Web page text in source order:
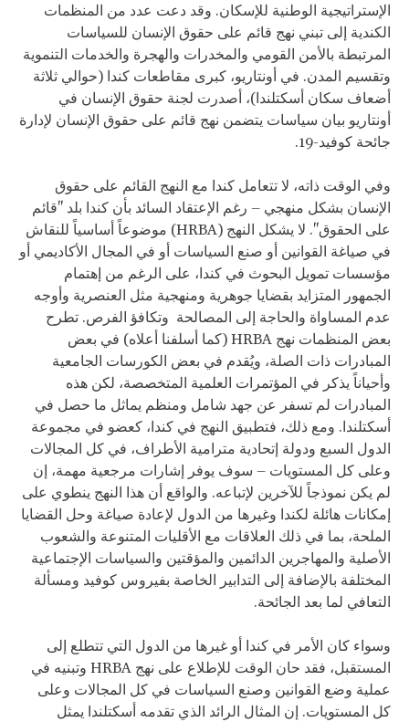
الإستراتيجية الوطنية للإسكان. وقد دعت عدد من المنظمات
الكندية إلى تبني نهج قائم على حقوق الإنسان للسياسات
المرتبطة بالأمن القومي والمخدرات والهجرة والخدمات التنموية
وتقسيم المدن. في أونتاريو، كبرى مقاطعات كندا (حوالي ثلاثة
أضعاف سكان أسكتلندا)، أصدرت لجنة حقوق الإنسان في
أونتاريو بيان سياسات يتضمن نهج قائم على حقوق الإنسان لإدارة
جائحة كوفيد-19.
وفي الوقت ذاته، لا تتعامل كندا مع النهج القائم على حقوق
الإنسان بشكل منهجي – رغم الإعتقاد السائد بأن كندا بلد "قائم
على الحقوق". لا يشكل النهج (HRBA) موضوعاً أساسياً للنقاش
في صياغة القوانين أو صنع السياسات أو في المجال الأكاديمي أو
مؤسسات تمويل البحوث في كندا، على الرغم من إهتمام
الجمهور المتزايد بقضايا جوهرية ومنهجية مثل العنصرية وأوجه
عدم المساواة والحاجة إلى المصالحة وتكافؤ الفرص. تطرح
بعض المنظمات نهج HRBA (كما أسلفنا أعلاه) في بعض
المبادرات ذات الصلة، ويُقدم في بعض الكورسات الجامعية
وأحياناً يذكر في المؤتمرات العلمية المتخصصة، لكن هذه
المبادرات لم تسفر عن جهد شامل ومنظم يماثل ما حصل في
أسكتلندا. ومع ذلك، فتطبيق النهج في كندا، كعضو في مجموعة
الدول السبع ودولة إتحادية مترامية الأطراف، في كل المجالات
وعلى كل المستويات – سوف يوفر إشارات مرجعية مهمة، إن
لم يكن نموذجاً للآخرين لإتباعه. والواقع أن هذا النهج ينطوي على
إمكانات هائلة لكندا وغيرها من الدول لإعادة صياغة وحل القضايا
الملحة، بما في ذلك العلاقات مع الأقليات المتنوعة والشعوب
الأصلية والمهاجرين الدائمين والمؤقتين والسياسات الإجتماعية
المختلفة بالإضافة إلى التدابير الخاصة بفيروس كوفيد ومسألة
التعافي لما بعد الجائحة.
وسواء كان الأمر في كندا أو غيرها من الدول التي تتطلع إلى
المستقبل، فقد حان الوقت للإطلاع على نهج HRBA وتبنيه في
عملية وضع القوانين وصنع السياسات في كل المجالات وعلى
كل المستويات. إن المثال الرائد الذي تقدمه أسكتلندا يمثل